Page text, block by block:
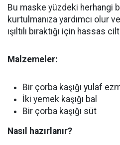
Bu maske yüzdeki herhangi
kurtulmanıza yardımcı olur
ışıltılı bıraktığı için hassas
Malzemeler:
Bir çorba kaşığı yulaf
İki yemek kaşığı bal
Bir çorba kaşığı süt
Nasıl hazırlanır?